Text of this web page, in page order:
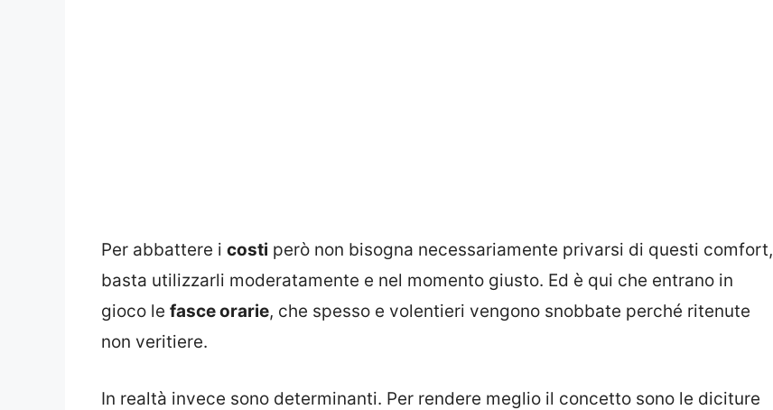
Per abbattere i costi però non bisogna necessariamente privarsi di questi comfort,
basta utilizzarli moderatamente e nel momento giusto. Ed è qui che entrano in
gioco le fasce orarie, che spesso e volentieri vengono snobbate perché ritenute
non veritiere.
In realtà invece sono determinanti. Per rendere meglio il concetto sono le diciture